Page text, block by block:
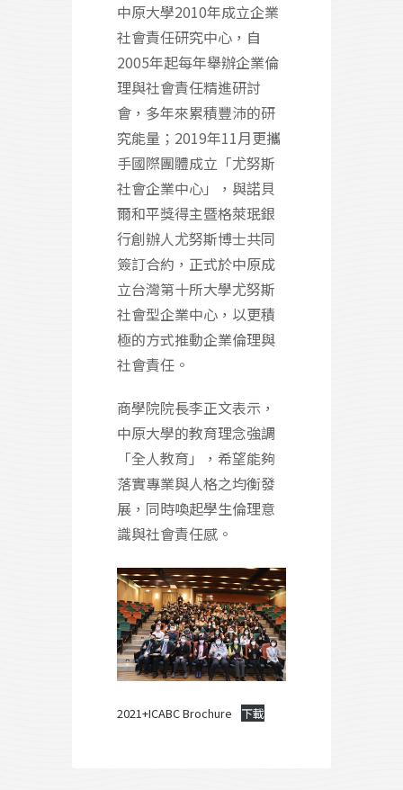
中原大學2010年成立企業
社會責任研究中心，自
2005年起每年舉辦企業倫
理與社會責任精進研討
會，多年來累積豐沛的研
究能量；2019年11月更攜
手國際團體成立「尤努斯
社會企業中心」，與諾貝
爾和平獎得主暨格萊珉銀
行創辦人尤努斯博士共同
簽訂合約，正式於中原成
立台灣第十所大學尤努斯
社會型企業中心，以更積
極的方式推動企業倫理與
社會責任。
商學院院長李正文表示，
中原大學的教育理念強調
「全人教育」，希望能夠
落實專業與人格之均衡發
展，同時喚起學生倫理意
識與社會責任感。
2021+ICABC Brochure 下載